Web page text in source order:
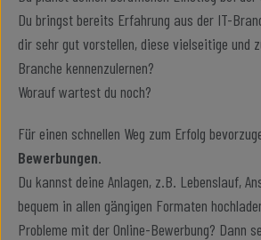
Du bringst bereits Erfahrung aus der IT-
dir sehr gut vorstellen, diese vielseitige und
Branche kennenzulernen?
Worauf wartest du noch?
Für einen schnellen Weg zum Erfolg
Bewerbungen.
Du kannst deine Anlagen, z.B. Lebenslauf,
bequem in allen gängigen Formaten
Probleme mit der Online-Bewerbung? Dann